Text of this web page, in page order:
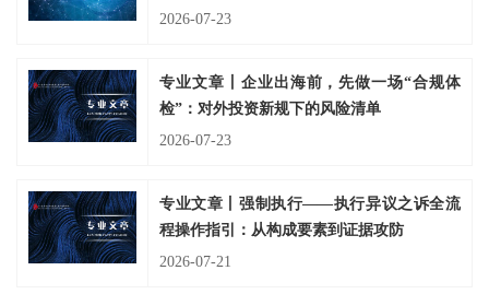
2026-07-23
专业文章丨企业出海前，先做一场“合规体
检”：对外投资新规下的风险清单
2026-07-23
专业文章丨强制执行——执行异议之诉全流
程操作指引：从构成要素到证据攻防
2026-07-21